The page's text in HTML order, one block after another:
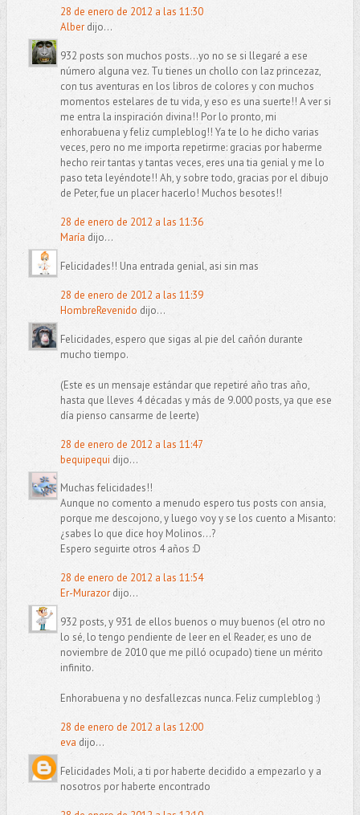
28 de enero de 2012 a las 11:30
Alberdijo...
932 posts son muchos posts...yo no se si llegaré a ese
número alguna vez. Tu tienes un chollo con laz princezaz,
con tus aventuras en los libros de colores y con muchos
momentos estelares de tu vida, y eso es una suerte!! A ver si
me entra la inspiración divina!! Por lo pronto, mi
enhorabuena y feliz cumpleblog!! Ya te lo he dicho varias
veces, pero no me importa repetirme: gracias por haberme
hecho reir tantas y tantas veces, eres una tia genial y me lo
paso teta leyéndote!! Ah, y sobre todo, gracias por el dibujo
de Peter, fue un placer hacerlo! Muchos besotes!!
28 de enero de 2012 a las 11:36
María dijo...
Felicidades!! Una entrada genial, asi sin mas
28 de enero de 2012 a las 11:39
HombreRevenido dijo...
Felicidades, espero que sigas al pie del cañón durante
mucho tiempo.
(Este es un mensaje estándar que repetiré año tras año,
hasta que lleves 4 décadas y más de 9.000 posts, ya que ese
día pienso cansarme de leerte)
28 de enero de 2012 a las 11:47
bequipequi dijo...
Muchas felicidades!!
Aunque no comento a menudo espero tus posts con ansia,
porque me descojono, y luego voy y se los cuento a Misanto:
¿sabes lo que dice hoy Molinos...?
Espero seguirte otros 4 años :D
28 de enero de 2012 a las 11:54
Er-Murazordijo...
932 posts, y 931 de ellos buenos o muy buenos (el otro no
lo sé, lo tengo pendiente de leer en el Reader, es uno de
noviembre de 2010 que me pilló ocupado) tiene un mérito
infinito.
Enhorabuena y no desfallezcas nunca. Feliz cumpleblog :)
28 de enero de 2012 a las 12:00
eva dijo...
Felicidades Moli, a ti por haberte decidido a empezarlo y a
nosotros por haberte encontrado